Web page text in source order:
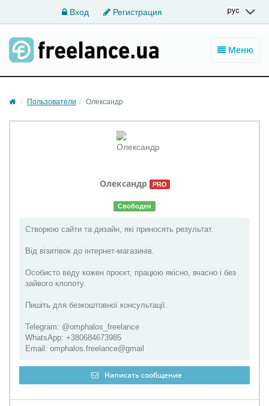
Вход Регистрация
Меню
Пользователи Олександр
Олександр PRO
Свободен
Створюю сайти та дизайн, які приносять результат.
Від візитівок до інтернет-магазинів.
Особисто веду кожен проєкт, працюю якісно, вчасно і без
зайвого клопоту.
Пишіть для безкоштовної консультації.
Telegram: @omphalos_freelance
WhatsApp: +380684673985
Email: omphalos.freelance@gmail
Написать сообщение